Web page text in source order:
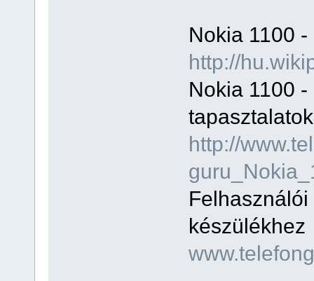
Nokia 1100
http://
Nokia 1100
tapasztalatok
http://
készülékhez